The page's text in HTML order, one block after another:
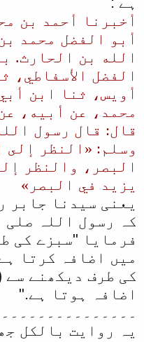
أخبرنا أحمد بن
أبو الفضل محمد
الله بن الحارث.
الفضل الأسفاطي،
أويس، ثنا ابن
محمد، عن أبيه،
قال: قال رسول
وسلم: «النظر إلى
البصر، والنظر
يزيد في البصر»
یعنی سیدنا جابر
کہ رسول اللہ
فرمایا "سبزے کی
میں اضافہ کرتا
کی طرف دیکھنے سے
اضافہ ہوتا ہے."
۔۔۔۔۔۔۔۔۔۔۔۔۔۔۔
یہ روایت بالکل